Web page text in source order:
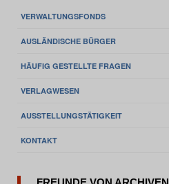
VERWALTUNGSFONDS
AUSLÄNDISCHE BÜRGER
HÄUFIG GESTELLTE FRAGEN
VERLAGWESEN
AUSSTELLUNGSTÄTIGKEIT
KONTAKT